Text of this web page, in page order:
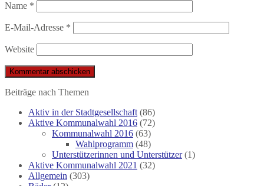
Name *
E-Mail-Adresse *
Website
Beiträge nach Themen
Aktiv in der Stadtgesellschaft (86)
Aktive Kommunalwahl 2016 (72)
Kommunalwahl 2016 (63)
Wahlprogramm (48)
Unterstützerinnen und Unterstützer(1)
Aktive Kommunalwahl 2021 (32)
Allgemein (303)